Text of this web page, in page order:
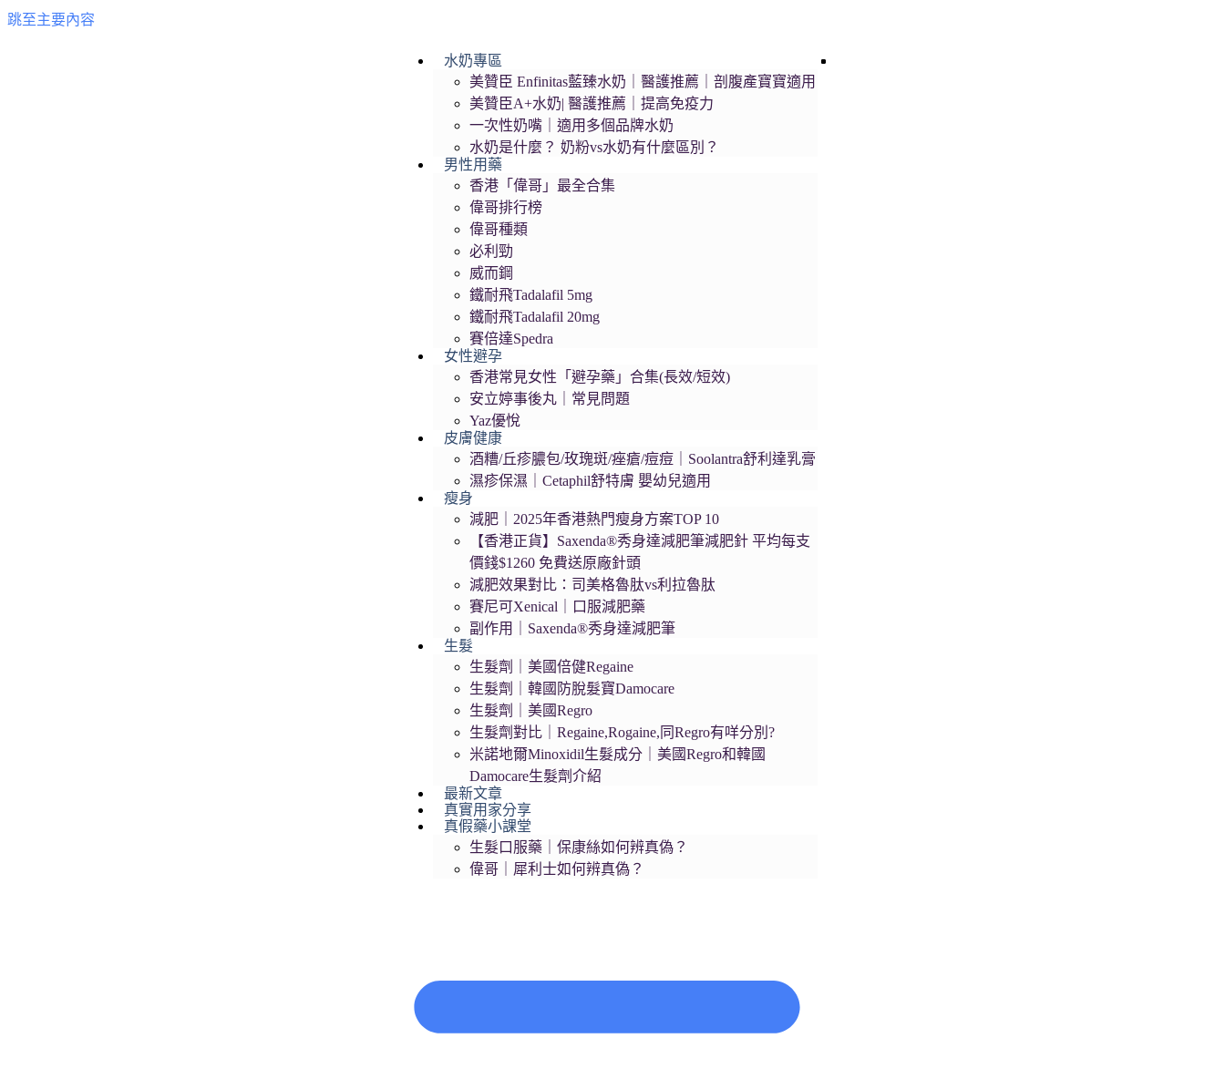
跳至主要內容
水奶專區
美贊臣 Enfinitas藍臻水奶｜醫護推薦｜剖腹產寶寶適用
美贊臣A+水奶| 醫護推薦｜提高免疫力
一次性奶嘴｜適用多個品牌水奶
水奶是什麼？ 奶粉vs水奶有什麼區別？
男性用藥
香港「偉哥」最全合集
偉哥排行榜
偉哥種類
必利勁
威而鋼
鐵耐飛Tadalafil 5mg
鐵耐飛Tadalafil 20mg
賽倍達Spedra
女性避孕
香港常見女性「避孕藥」合集(長效/短效)
安立婷事後丸｜常見問題
Yaz優悅
皮膚健康
酒糟/丘疹膿包/玫瑰斑/痤瘡/痘痘｜Soolantra舒利達乳膏
濕疹保濕｜Cetaphil舒特膚 嬰幼兒適用
瘦身
減肥｜2025年香港熱門瘦身方案TOP 10
【香港正貨】Saxenda®秀身達減肥筆減肥針 平均每支
價錢$1260 免費送原廠針頭
減肥效果對比：司美格魯肽vs利拉魯肽
賽尼可Xenical｜口服減肥藥
副作用｜Saxenda®秀身達減肥筆
生髮
生髮劑｜美國倍健Regaine
生髮劑｜韓國防脫髮寶Damocare
生髮劑｜美國Regro
生髮劑對比｜Regaine,Rogaine,同Regro有咩分別?
米諾地爾Minoxidil生髮成分｜美國Regro和韓國
Damocare生髮劑介紹
最新文章
真實用家分享
真假藥小課堂
生髮口服藥｜保康絲如何辨真偽？
偉哥｜犀利士如何辨真偽？